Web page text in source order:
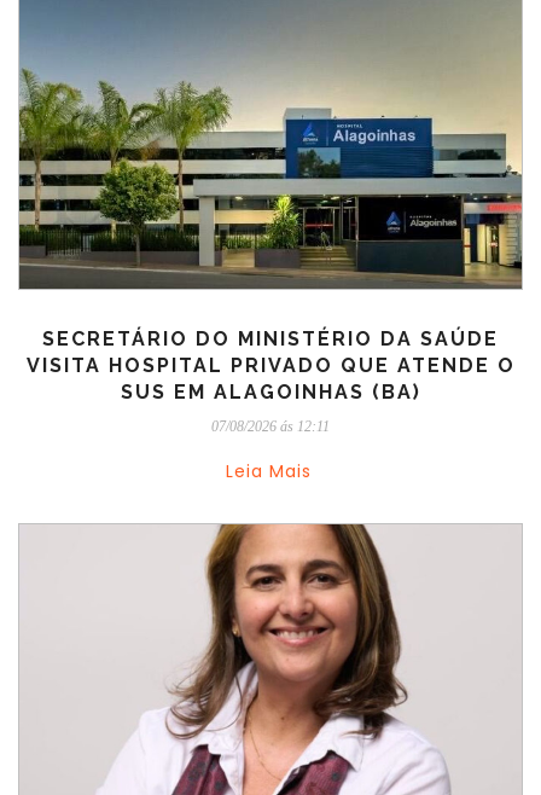
SECRETÁRIO DO MINISTÉRIO DA SAÚDE
VISITA HOSPITAL PRIVADO QUE ATENDE O
SUS EM ALAGOINHAS (BA)
07/08/2026 ás 12:11
Leia Mais